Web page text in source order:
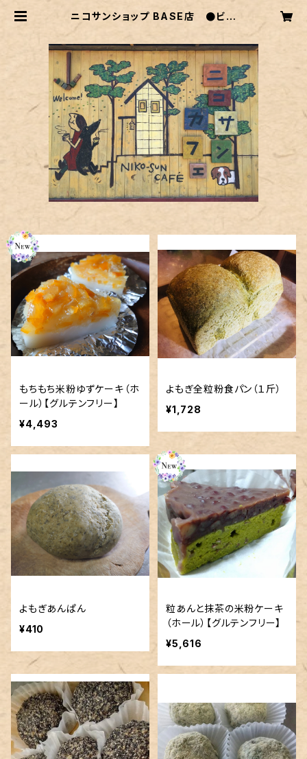
ニコサンショップ BASE店 ●ビー
ガン・オーガニック・グルテンフリーの
もちもち米粉ゆずケーキ（ホ
ール）【グルテンフリー】
¥4,493
よもぎ全粒粉食パン（１斤）
¥1,728
よもぎあんぱん
¥410
粒あんと抹茶の米粉ケーキ
（ホール）【グルテンフリー】
¥5,616